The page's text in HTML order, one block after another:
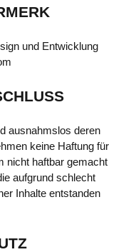
und Entwicklung
ausnahmslos deren
keine Haftung für
nicht haftbar gemacht
aufgrund schlecht
Inhalte entstanden